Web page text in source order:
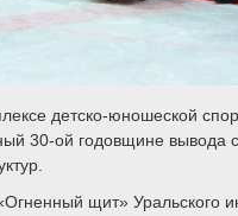
детско-юношеской
30-ой годовщине вывода
щит» Уральского